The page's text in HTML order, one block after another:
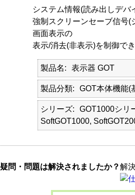
システム情報(読み出しデバ
強制スクリーンセーブ信号(
画面表示の
表示/消去(非表示)を制御でき
製品名 表示器 GOT
製品分類 GOT本体機能(
シリーズ
GOT1000シリ
SoftGOT1000,
疑問・問題は解決されましたか？解